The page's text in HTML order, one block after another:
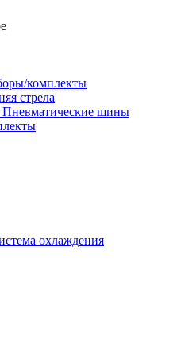
комплекты
стрела
Пневматические шины
охлаждения